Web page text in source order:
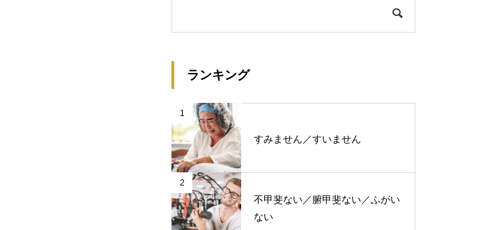
ランキング
1
すみません／すいません
2
不甲斐ない／腑甲斐ない／ふがい
ない